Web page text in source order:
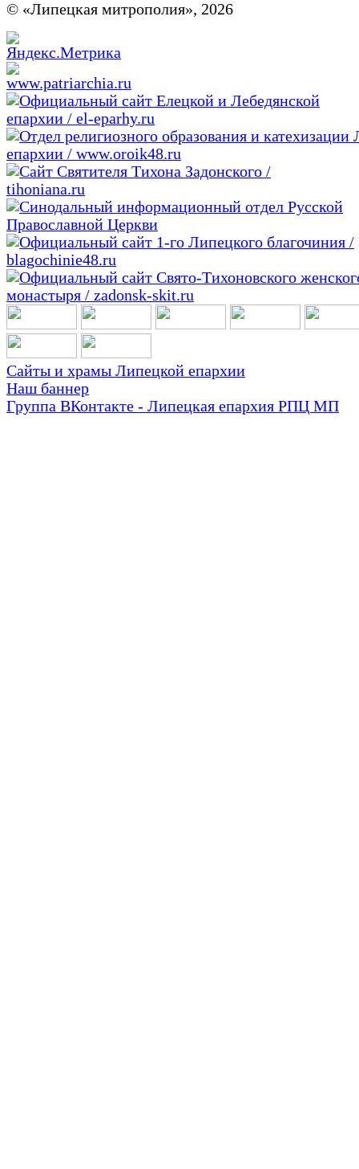
© «Липецкая митрополия», 2026
Сайты и храмы Липецкой епархии
Наш баннер
Группа ВКонтакте - Липецкая епархия РПЦ МП